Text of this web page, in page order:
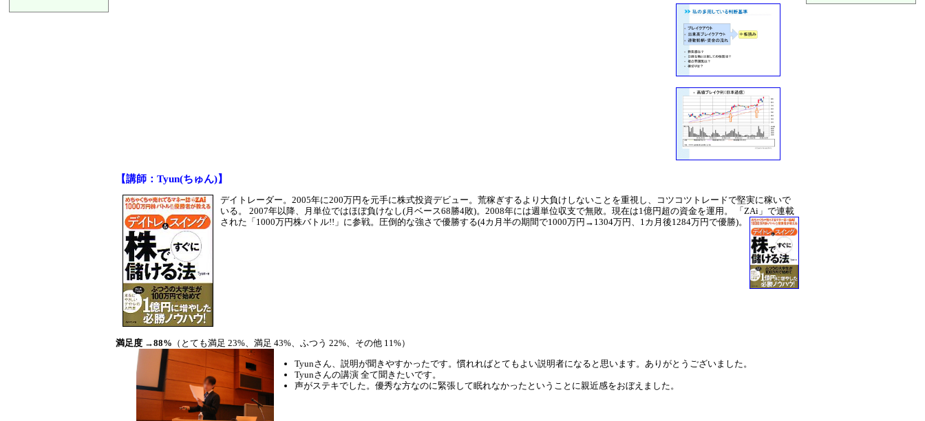
【講師：Tyun(ちゅん)】
デイトレーダー。2005年に200万円を元手に株式投資デビュー。荒稼ぎするより大負けしないことを重視し、コツコツトレードで堅実に稼いで
いる。 2007年以降、月単位ではほぼ負けなし(月ベース68勝4敗)。2008年には週単位収支で無敗。現在は1億円超の資金を運用。 「ZAi」で連載
された「1000万円株バトル!!」に参戦。圧倒的な強さで優勝する(4カ月半の期間で1000万円→1304万円、1カ月後1284万円で優勝)。
満足度 →88% （とても満足 23%、満足 43%、ふつう 22%、その他 11%）
Tyunさん、説明が聞きやすかったです。慣れればとてもよい説明者になると思います。ありがとうございました。
Tyunさんの講演 全て聞きたいです。
声がステキでした。優秀な方なのに緊張して眠れなかったということに親近感をおぼえました。